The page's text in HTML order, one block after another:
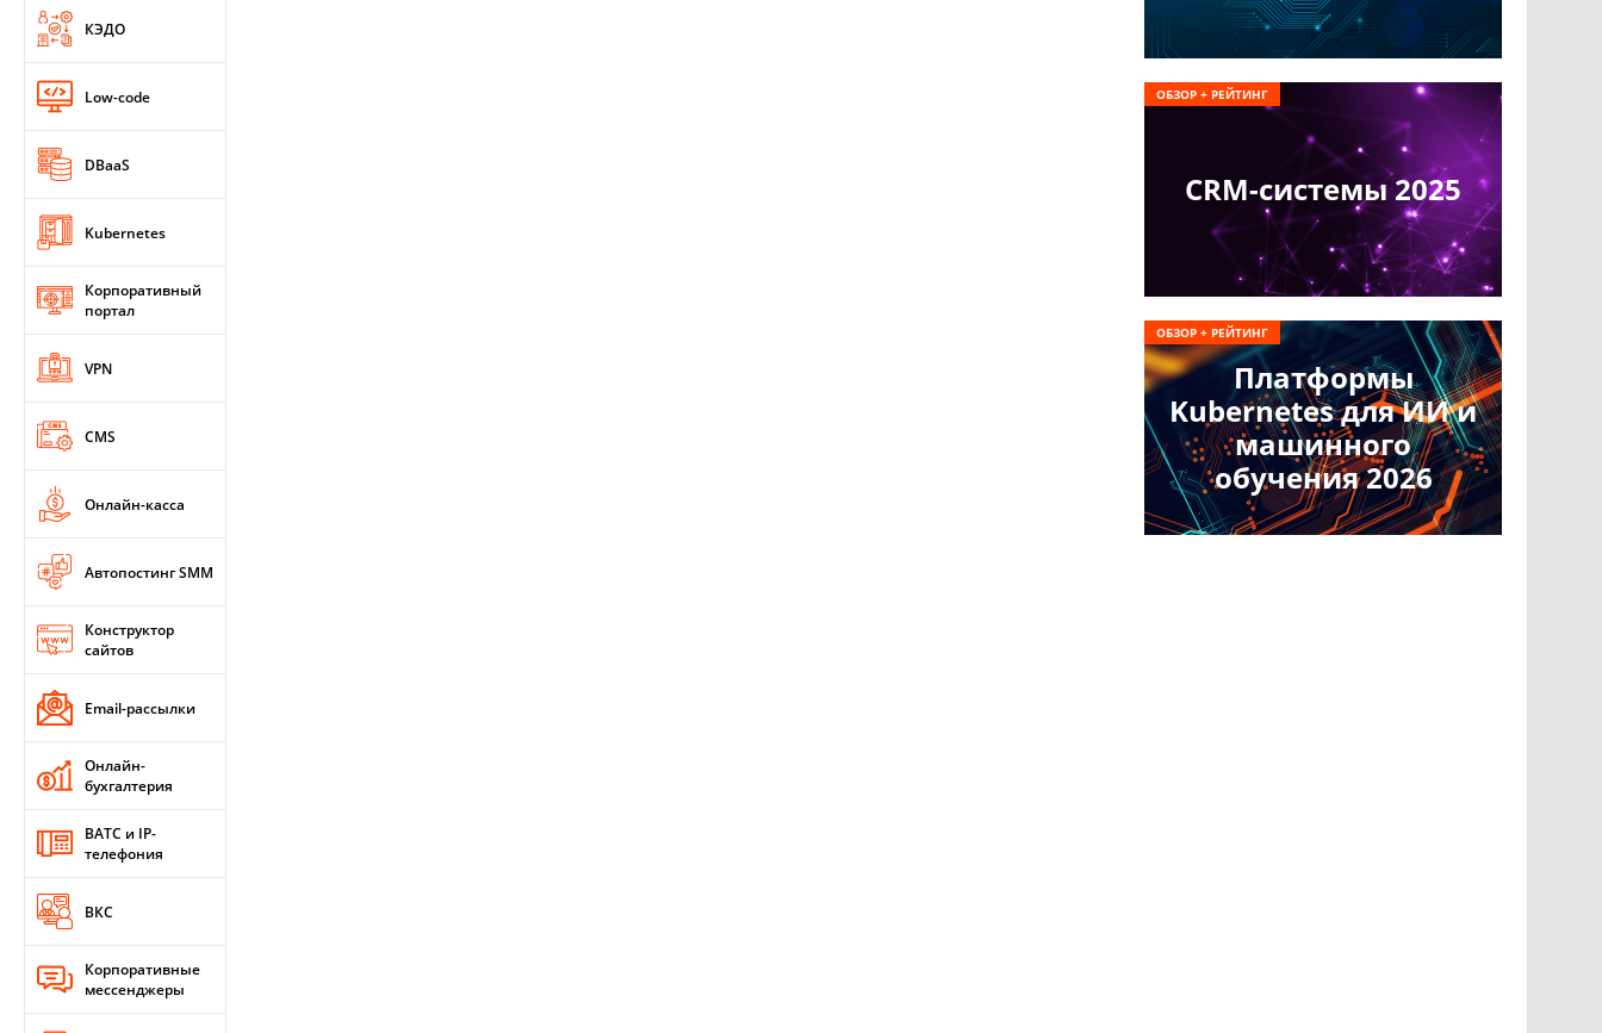
КЭДО
Low-code
DBaaS
Kubernetes
Корпоративный
портал
VPN
CMS
Онлайн-касса
Автопостинг SMM
Конструктор
сайтов
Email-рассылки
Онлайн-
бухгалтерия
ВАТС и IP-
телефония
ВКС
Корпоративные
мессенджеры
CRM-системы 2025
ОБЗОР + РЕЙТИНГ
Платформы
Kubernetes для ИИ и
машинного
обучения 2026
ОБЗОР + РЕЙТИНГ